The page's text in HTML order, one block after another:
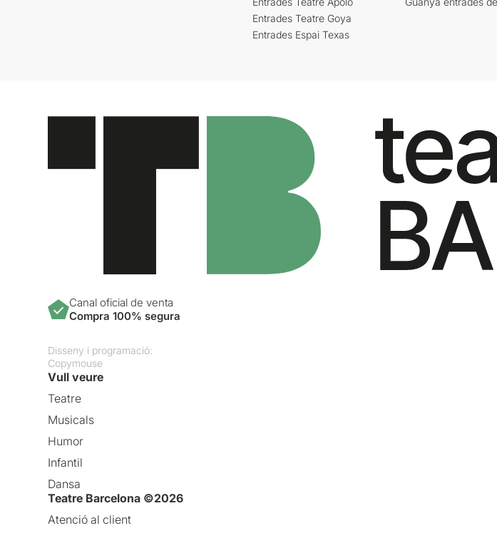
Entrades Teatre Goya
Entrades Espai Texas
Canal oficial de venta
Compra 100% segura
Disseny i programació:
Copymouse
Vull veure
Teatre
Musicals
Humor
Infantil
Dansa
Teatre Barcelona ©2026
Atenció al client